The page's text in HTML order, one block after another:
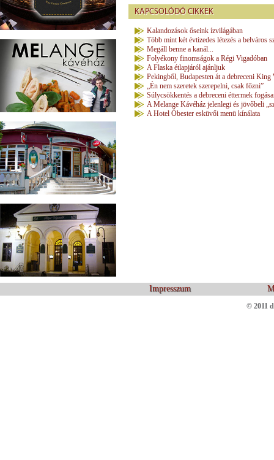
KAPCSOLÓDÓ CIKKEK
Kalandozások őseink ízvilágában
Több mint két évtizedes létezés a belváros
Megáll benne a kanál...
Folyékony finomságok a Régi Vigadóban
A Flaska étlapjáról ajánljuk
Pekingből, Budapesten át a debreceni King
„Én nem szeretek szerepelni, csak főzni”
Súlycsökkentés a debreceni éttermek
A Melange Kávéház jelenlegi és jövőbeli
A Hotel Óbester esküvői menü kínálata
Impresszum
© 2011